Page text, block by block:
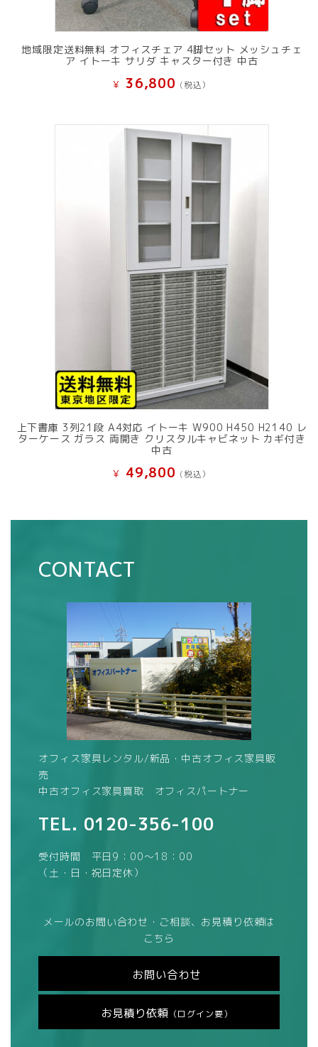
地域限定送料無料 オフィスチェア 4脚セット メッシュチェ
ア イトーキ サリダ キャスター付き 中古
¥ 36,800 (税込）
上下書庫 3列21段 A4対応 イトーキ W900 H450 H2140 レ
ターケース ガラス 両開き クリスタルキャビネット カギ付き
中古
¥ 49,800 (税込）
CONTACT
オフィス家具レンタル/新品・中古オフィス家具販
売
中古オフィス家具買取 オフィスパートナー
TEL. 0120-356-100
受付時間 平日9：00～18：00
（土・日・祝日定休）
メールのお問い合わせ・ご相談、お見積り依頼は
こちら
お問い合わせ
お見積り依頼 （ログイン要）